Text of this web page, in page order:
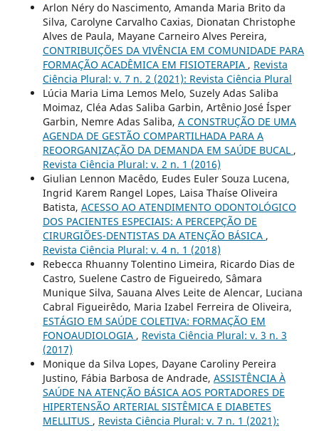
Arlon Néry do Nascimento, Amanda Maria Brito da
Silva, Carolyne Carvalho Caxias, Dionatan Christophe
Alves de Paula, Mayane Carneiro Alves Pereira,
CONTRIBUIÇÕES DA VIVÊNCIA EM COMUNIDADE PARA
FORMAÇÃO ACADÊMICA EM FISIOTERAPIA , Revista
Ciência Plural: v. 7 n. 2 (2021): Revista Ciência Plural
Lúcia Maria Lima Lemos Melo, Suzely Adas Saliba
Moimaz, Cléa Adas Saliba Garbin, Artênio José Ísper
Garbin, Nemre Adas Saliba, A CONSTRUÇÃO DE UMA
AGENDA DE GESTÃO COMPARTILHADA PARA A
REOORGANIZAÇÃO DA DEMANDA EM SAÚDE BUCAL ,
Revista Ciência Plural: v. 2 n. 1 (2016)
Giulian Lennon Macêdo, Eudes Euler Souza Lucena,
Ingrid Karem Rangel Lopes, Laisa Thaíse Oliveira
Batista, ACESSO AO ATENDIMENTO ODONTOLÓGICO
DOS PACIENTES ESPECIAIS: A PERCEPÇÃO DE
CIRURGIÕES-DENTISTAS DA ATENÇÃO BÁSICA ,
Revista Ciência Plural: v. 4 n. 1 (2018)
Rebecca Rhuanny Tolentino Limeira, Ricardo Dias de
Castro, Suelene Castro de Figueiredo, Sâmara
Munique Silva, Sauana Alves Leite de Alencar, Luciana
Cabral Figueirêdo, Maria Izabel Ferreira de Oliveira,
ESTÁGIO EM SAÚDE COLETIVA: FORMAÇÃO EM
FONOAUDIOLOGIA , Revista Ciência Plural: v. 3 n. 3
(2017)
Monique da Silva Lopes, Dayane Caroliny Pereira
Justino, Fábia Barbosa de Andrade, ASSISTÊNCIA À
SAÚDE NA ATENÇÃO BÁSICA AOS PORTADORES DE
HIPERTENSÃO ARTERIAL SISTÊMICA E DIABETES
MELLITUS , Revista Ciência Plural: v. 7 n. 1 (2021):